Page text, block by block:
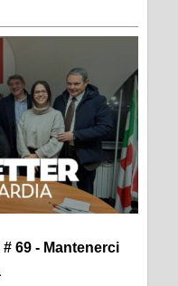
69 - Mantenerci